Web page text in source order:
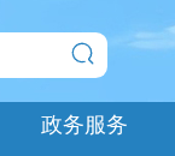
政务服务